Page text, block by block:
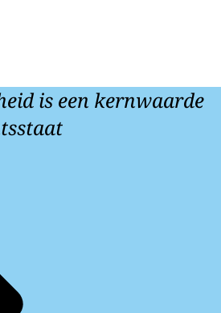
is een kernwaarde